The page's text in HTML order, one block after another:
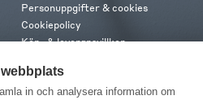
in och analysera information om
Personuppgifter & cookies
Cookiepolicy
Köp- & leveransvillkor
Retur & reklamation